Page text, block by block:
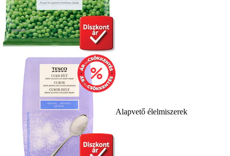
Alapvető élelmiszerek